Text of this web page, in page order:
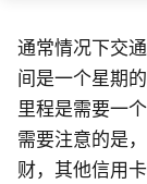
通常情况下交
间是一个星期
里程是需要一
需要注意的是
财，其他信用